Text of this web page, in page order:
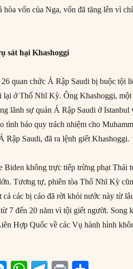
hòa vốn của Nga, vốn đã tăng lên vì
sát hại Khashoggi
quan chức Ả Rập Saudi bị buộc tội
lại ở Thổ Nhĩ Kỳ. Ông Khashoggi,
lãnh sự quán Ả Rập Saudi ở
tình báo quy trách nhiệm cho
Rập Saudi, đã ra lệnh giết Khashoggi.
Biden không trực tiếp trừng phạt Thái
Tương tự, phiên tòa Thổ Nhĩ Kỳ
cả các bị cáo đã rời khỏi nước này từ
7 đến 20 năm vì tội giết người. Song
Hợp Quốc về các Vụ hành hình